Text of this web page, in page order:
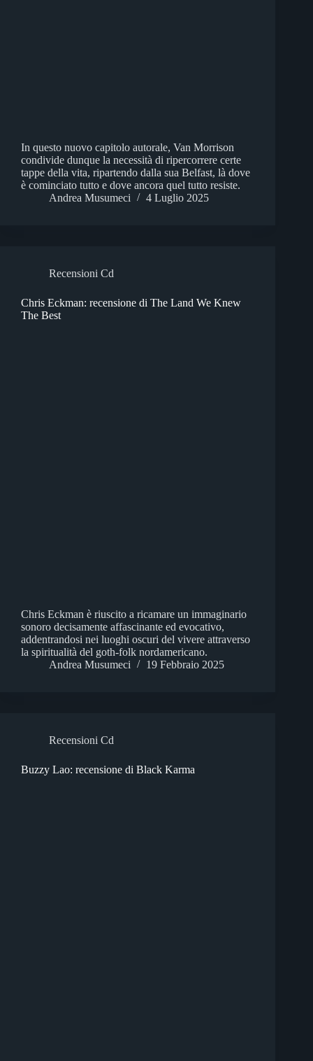
In questo nuovo capitolo autorale, Van Morrison
condivide dunque la necessità di ripercorrere certe
tappe della vita, ripartendo dalla sua Belfast, là dove
è cominciato tutto e dove ancora quel tutto resiste.
Andrea Musumeci
4 Luglio 2025
Recensioni Cd
Chris Eckman: recensione di The Land We Knew
The Best
Chris Eckman è riuscito a ricamare un immaginario
sonoro decisamente affascinante ed evocativo,
addentrandosi nei luoghi oscuri del vivere attraverso
la spiritualità del goth-folk nordamericano.
Andrea Musumeci
19 Febbraio 2025
Recensioni Cd
Buzzy Lao: recensione di Black Karma